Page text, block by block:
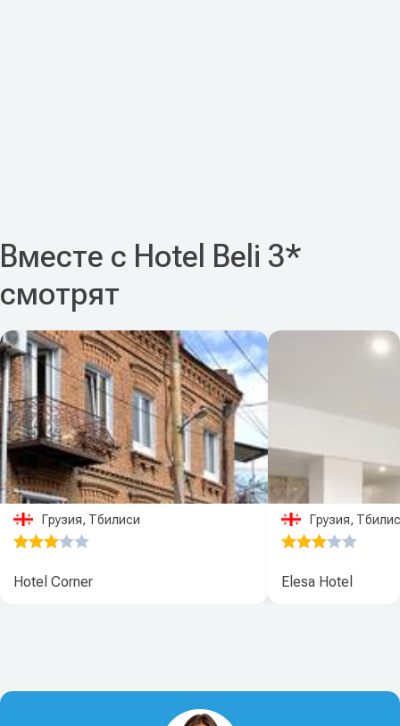
Вместе с Hotel Beli 3*
смотрят
Грузия, Тбилиси
Hotel Corner
Грузия,
Elesa Hotel